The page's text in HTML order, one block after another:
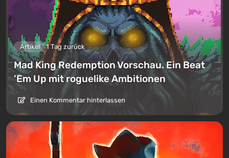
Artikel 1 Tag zurück
Mad King Redemption Vorschau. Ein Beat
’Em Up mit roguelike Ambitionen
Einen Kommentar hinterlassen